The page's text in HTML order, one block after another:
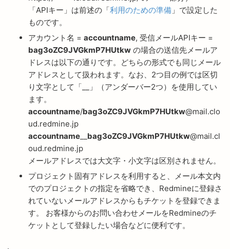
「APIキー」は前述の「利用のための準備 」で設定した
ものです。
アカウント名 = accountname, 受信メールAPIキー =
bag3oZC9JVGkmP7HUtkw の場合の送信先メールア
ドレスは以下の通りです。どちらの形式でも同じメール
アドレスとして扱われます。なお、2つ目の例では区切
り文字として「__」（アンダーバー2つ）を使用してい
ます。
accountname/bag3oZC9JVGkmP7HUtkw@mail.clo
ud.redmine.jp
accountname
bag3oZC9JVGkmP7HUtkw@mail.cl
oud.redmine.jp
メールアドレスでは大文字・小文字は区別されません。
プロジェクト固有アドレスを利用すると、メール本文内
でのプロジェクトの指定を省略でき、Redmineに登録さ
れていないメールアドレスからもチケットを登録できま
す。 お客様からのお問い合わせメールをRedmineのチ
ケットとして登録したい場合などに便利です。